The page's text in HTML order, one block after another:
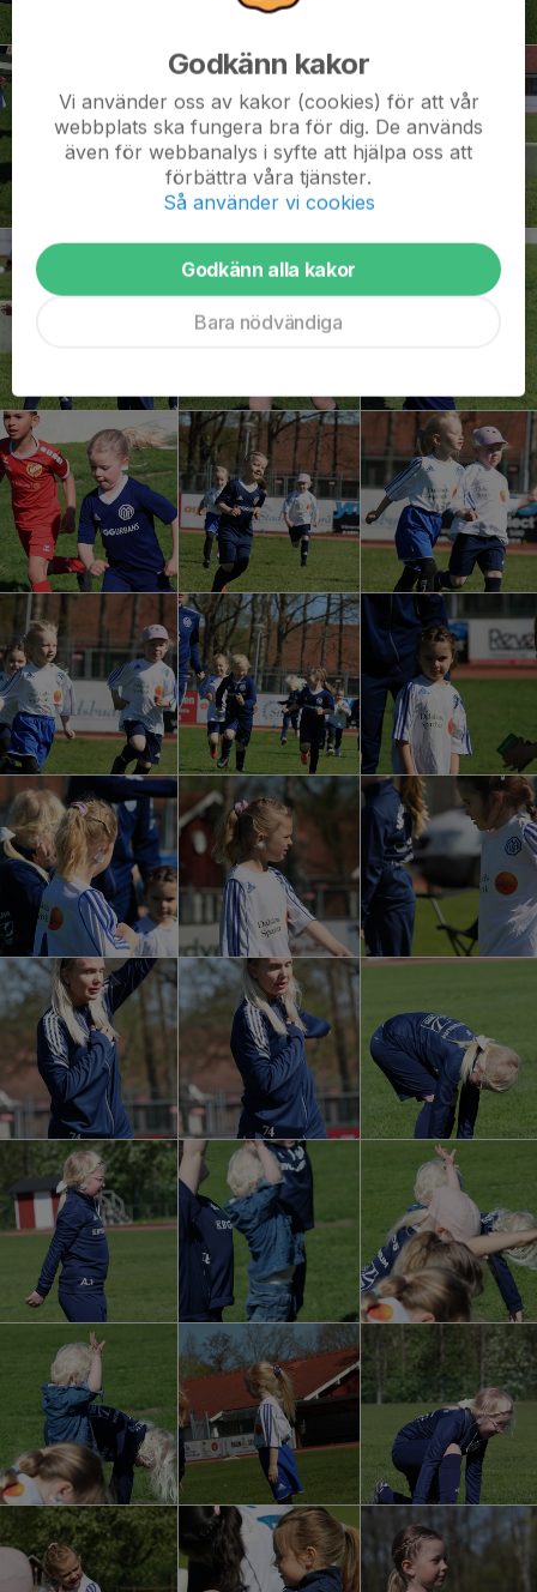
Godkänn kakor
Vi använder oss av kakor (cookies) för att vår
webbplats ska fungera bra för dig. De används
även för webbanalys i syfte att hjälpa oss att
förbättra våra tjänster.
Så använder vi cookies
Godkänn alla kakor
Bara nödvändiga